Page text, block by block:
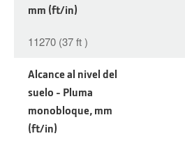
mm (ft/in)
11270 (37 ft )
Alcance al nivel del
suelo - Pluma
monobloque, mm
(ft/in)